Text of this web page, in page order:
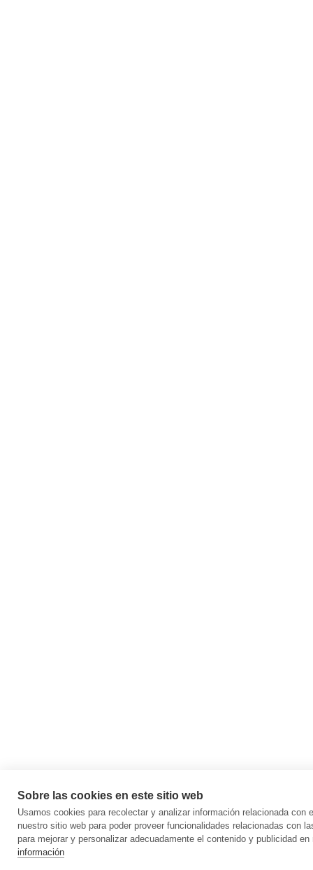
Sobre las cookies en este sitio web
Usamos cookies para recolectar y analizar información relacionada con
nuestro sitio web para poder proveer funcionalidades relacionadas con
para mejorar y personalizar adecuadamente el contenido y publicidad
información